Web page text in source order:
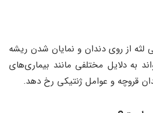
از روی دندان و نمایان شدن ریشه
به دلایل مختلفی مانند بیماری‌های
قروچه و عوامل ژنتیکی رخ دهد.